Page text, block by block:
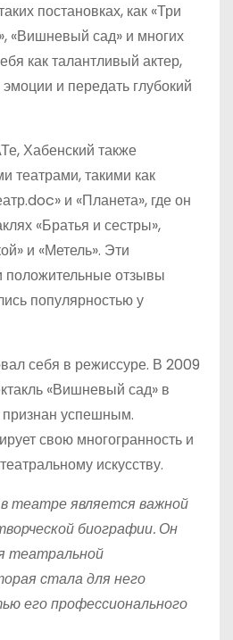
постановках, как «Три
«Вишневый сад» и многих
как талантливый актер,
и передать глубокий
Хабенский также
театрами, такими как
и «Планета», где он
«Братья и сестры»,
и «Метель». Эти
положительные отзывы
популярностью у
себя в режиссуре. В 2009
«Вишневый сад» в
успешным.
свою многогранность и
искусству.
театре является важной
биографии. Он
театральной
стала для него
его профессионального